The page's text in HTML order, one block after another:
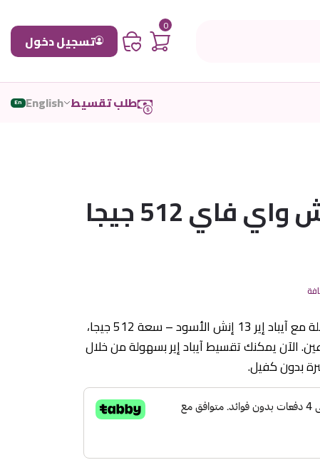
0
تسجيل دخول
طلب تقسيط English
En
ايباد برو 13 انش واي فاي 512 جيجا
✨ تصميم أنيق وقوة أداء مذهلة مع آيباد إير 13 إنش الأسود – سعة 512 جيجا،
الآن يمكنك تقسيط آيباد إير بسهولة من خلال
بدون كفيل.